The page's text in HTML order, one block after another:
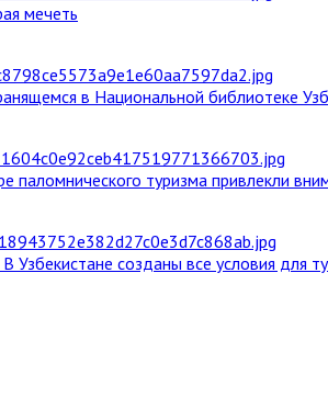
мечеть
в Национальной библиотеке
паломнического туризма привлекли
Узбекистане созданы все условия для